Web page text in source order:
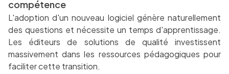
compétence
L'adoption d'un nouveau logiciel génère naturellement
des questions et nécessite un temps d'apprentissage.
Les éditeurs de solutions de qualité investissent
massivement dans les ressources pédagogiques pour
faciliter cette transition.